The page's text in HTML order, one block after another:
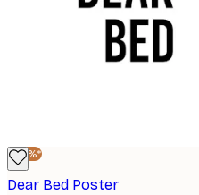
-40%*
Dear Bed Poster